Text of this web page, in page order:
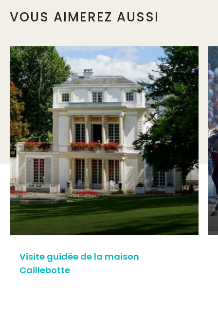
VOUS AIMEREZ AUSSI
Visite guidée de la maison
Caillebotte